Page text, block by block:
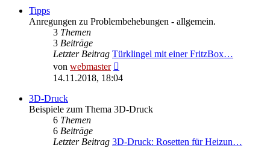
Tipps
Anregungen zu Problembehebungen - allgemein.
3 Themen
3 Beiträge
Letzter Beitrag Türklingel mit einer FritzBox…
von webmaster
Beitrag
14.11.2018, 18:04
3D-Druck
Beispiele zum Thema 3D-Druck
6 Themen
6 Beiträge
Letzter Beitrag 3D-Druck: Rosetten für Heizun…